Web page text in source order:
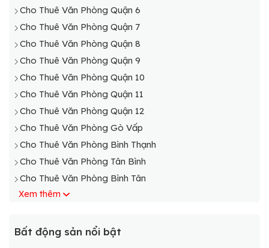
Cho Thuê Văn Phòng Quận 6
Cho Thuê Văn Phòng Quận 7
Cho Thuê Văn Phòng Quận 8
Cho Thuê Văn Phòng Quận 9
Cho Thuê Văn Phòng Quận 10
Cho Thuê Văn Phòng Quận 11
Cho Thuê Văn Phòng Quận 12
Cho Thuê Văn Phòng Gò Vấp
Cho Thuê Văn Phòng Bình Thạnh
Cho Thuê Văn Phòng Tân Bình
Cho Thuê Văn Phòng Bình Tân
Cho Thuê Văn Phòng Phú Nhuận
Cho Thuê Văn Phòng Cần Giờ
Xem thêm
Bất động sản nổi bật